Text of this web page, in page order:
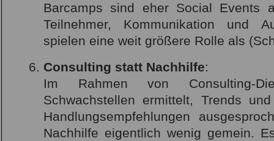
Barcamps sind eher Social Events
Teilnehmer, Kommunikation und
spielen eine weit größere Rolle als
Consulting statt Nachhilfe:
Im Rahmen von Consulting-
Schwachstellen ermittelt, Trends
Handlungsempfehlungen
Nachhilfe eigentlich wenig gemein.